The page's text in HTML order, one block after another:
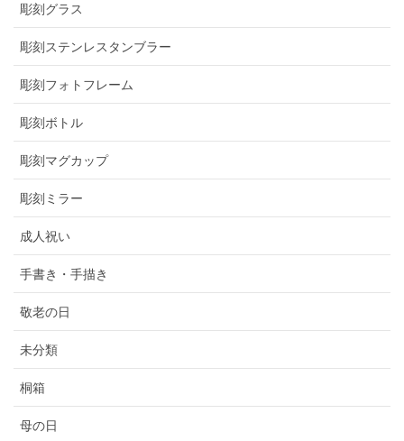
彫刻グラス
彫刻ステンレスタンブラー
彫刻フォトフレーム
彫刻ボトル
彫刻マグカップ
彫刻ミラー
成人祝い
手書き・手描き
敬老の日
未分類
桐箱
母の日